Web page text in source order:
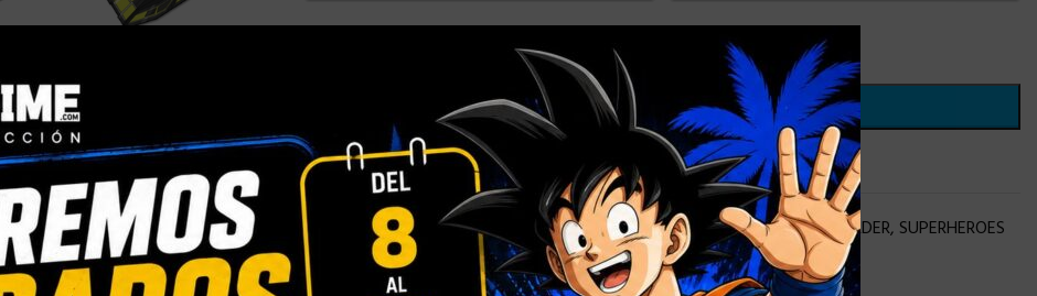
Pay a35%deposit per item
AÑADIR AL CARRITO
Comparar Añadir a la lista de deseos
Categorías: HASBRO,Otros Otros Fabricantes,POWER RANGERS,PRE-ORDER, SUPERHEROES
Compartir: